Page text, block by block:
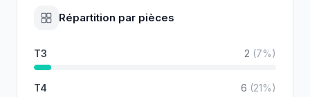
Répartition par pièces
T3 2 (7%)
T4 6 (21%)